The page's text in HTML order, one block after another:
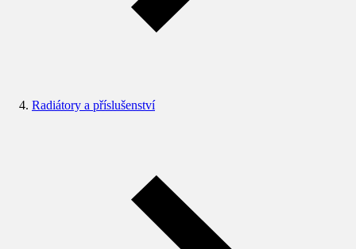
Radiátory a příslušenství